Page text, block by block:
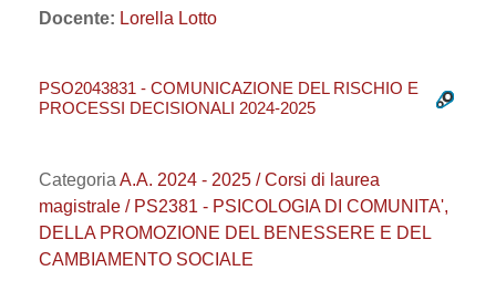
Docente: Lorella Lotto
PSO2043831 - COMUNICAZIONE DEL RISCHIO E
PROCESSI DECISIONALI 2024-2025
Categoria A.A. 2024 - 2025 / Corsi di laurea
magistrale / PS2381 - PSICOLOGIA DI COMUNITA',
DELLA PROMOZIONE DEL BENESSERE E DEL
CAMBIAMENTO SOCIALE